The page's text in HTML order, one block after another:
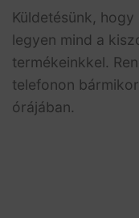
Küldetésünk,
legyen mind a
termékeinkkel.
telefonon
órájában.